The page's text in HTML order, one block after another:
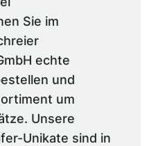
Sie im
echte
und
um
Unsere
Unikate sind in